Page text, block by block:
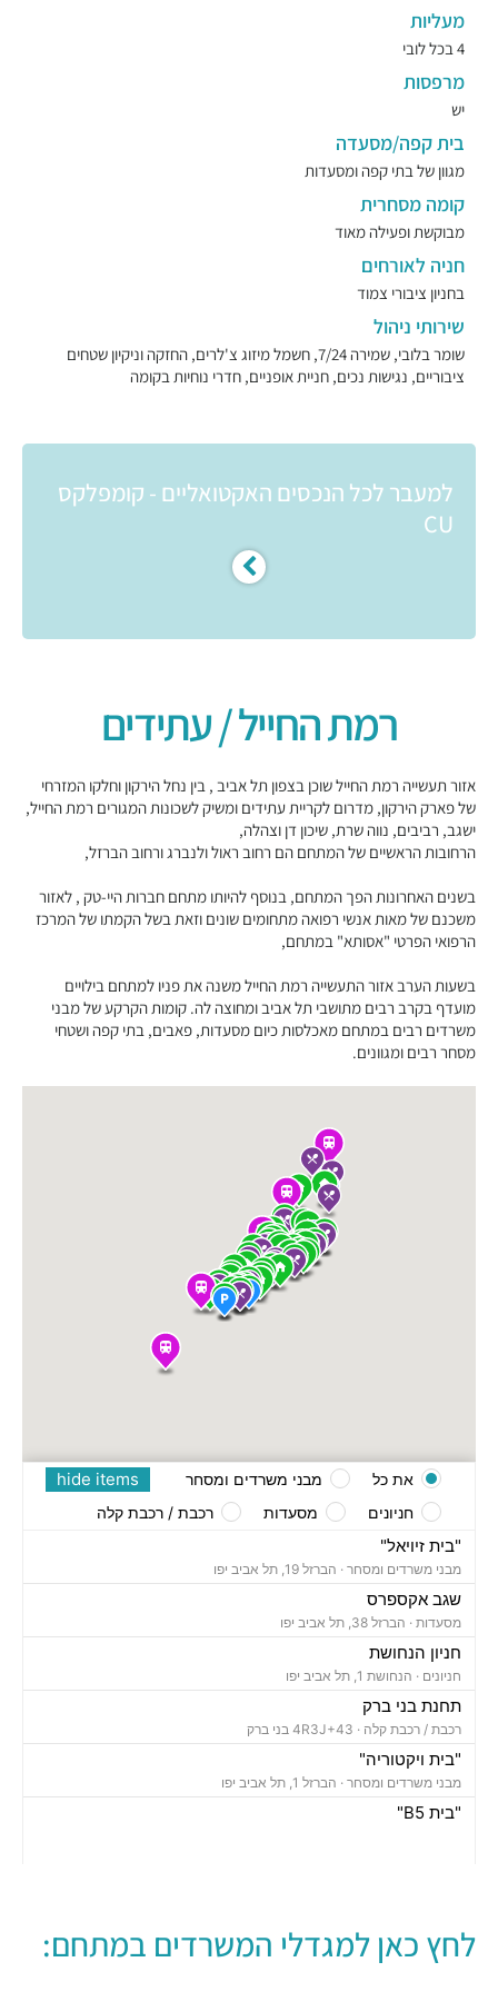
מעליות
4 בכל לובי
מרפסות
יש
בית קפה/מסעדה
מגוון של בתי קפה ומסעדות
קומה מסחרית
מבוקשת ופעילה מאוד
חניה לאורחים
בחניון ציבורי צמוד
שירותי ניהול
שומר בלובי, שמירה 7/24, חשמל מיזוג צ'לרים, החזקה וניקיון שטחים
ציבוריים, נגישות נכים, חניית אופניים, חדרי נוחיות בקומה
למעבר לכל הנכסים האקטואליים - קומפלקס
CU
רמת החייל / עתידים
אזור תעשייה רמת החייל שוכן בצפון תל אביב , בין נחל הירקון וחלקו המזרחי
של פארק הירקון, מדרום לקריית עתידים ומשיק לשכונות המגורים רמת החייל,
ישגב, רביבים, נווה שרת, שיכון דן וצהלה,
הרחובות הראשיים של המתחם הם רחוב ראול ולנברג ורחוב הברזל,
בשנים האחרונות הפך המתחם, בנוסף להיותו מתחם חברות היי-טק , לאזור
משכנם של מאות אנשי רפואה מתחומים שונים וזאת בשל הקמתו של המרכז
הרפואי הפרטי "אסותא" במתחם,
בשעות הערב אזור התעשייה רמת החייל משנה את פניו למתחם בילויים
מועדף בקרב רבים מתושבי תל אביב ומחוצה לה. קומות הקרקע של מבני
משרדים רבים במתחם מאכלסות כיום מסעדות, פאבים, בתי קפה ושטחי
מסחר רבים ומגוונים.
"בית זיויאל"
מבני משרדים ומסחר · הברזל 19, תל אביב יפו
שגב אקספרס
מסעדות · הברזל 38, תל אביב יפו
חניון הנחושת
חניונים · הנחושת 1, תל אביב יפו
תחנת בני ברק
רכבת / רכבת קלה ·
"בית ויקטוריה"
מבני משרדים ומסחר · הברזל 1, תל אביב יפו
"בית B5"
מבני משרדים ומסחר ·הברזל 25, תל אביב יפו
hide items את כל
מבני משרדים ומסחר
חניונים
מסעדות רכבת / רכבת קלה
לחץ כאן למגדלי המשרדים במתחם: